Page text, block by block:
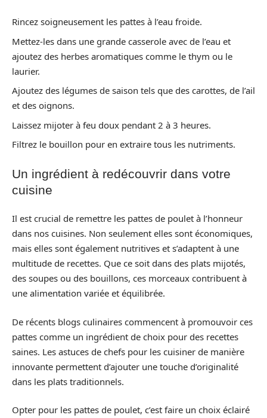
Rincez soigneusement les pattes à l’eau froide.
Mettez-les dans une grande casserole avec de l’eau et
ajoutez des herbes aromatiques comme le thym ou le
laurier.
Ajoutez des légumes de saison tels que des carottes, de l’ail
et des oignons.
Laissez mijoter à feu doux pendant 2 à 3 heures.
Filtrez le bouillon pour en extraire tous les nutriments.
Un ingrédient à redécouvrir dans votre
cuisine
Il est crucial de remettre les pattes de poulet à l’honneur
dans nos cuisines. Non seulement elles sont économiques,
mais elles sont également nutritives et s’adaptent à une
multitude de recettes. Que ce soit dans des plats mijotés,
des soupes ou des bouillons, ces morceaux contribuent à
une alimentation variée et équilibrée.
De récents blogs culinaires commencent à promouvoir ces
pattes comme un ingrédient de choix pour des recettes
saines. Les astuces de chefs pour les cuisiner de manière
innovante permettent d’ajouter une touche d’originalité
dans les plats traditionnels.
Opter pour les pattes de poulet, c’est faire un choix éclairé